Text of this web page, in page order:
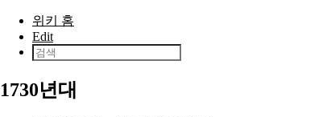
본문으로 건너뛰기
위키 홈
Edit
1730년대